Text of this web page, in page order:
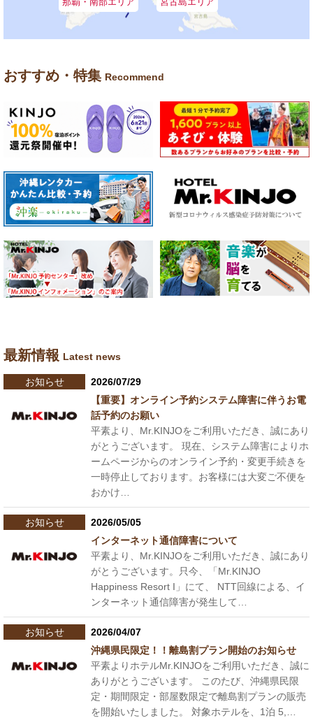
最新情報 Latest news
お知らせ
2026/07/29
【重要】オンライン予約システム障害に伴うお電
話予約のお願い
平素より、Mr.KINJOをご利用いただき、誠にあり
がとうございます。 現在、システム障害によりホ
ームページからのオンライン予約・変更手続きを
一時停止しております。お客様には大変ご不便を
おかけ…
お知らせ
2026/05/05
インターネット通信障害について
平素より、Mr.KINJOをご利用いただき、誠にあり
がとうございます。只今、「Mr.KINJO
Happiness Resort I」にて、 NTT回線による、イ
ンターネット通信障害が発生して…
お知らせ
2026/04/07
沖縄県民限定！！離島割プラン開始のお知らせ
平素よりホテルMr.KINJOをご利用いただき、誠に
ありがとうございます。 このたび、沖縄県民限
定・期間限定・部屋数限定で離島割プランの販売
を開始いたしました。 対象ホテルを、1泊 5,…
おすすめ・特集 Recommend